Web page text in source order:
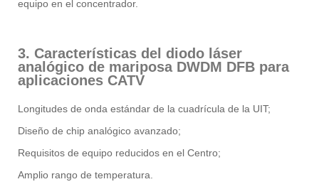
equipo en el concentrador.
3. Características del diodo láser
analógico de mariposa DWDM DFB para
aplicaciones CATV
Longitudes de onda estándar de la cuadrícula de la UIT;
Diseño de chip analógico avanzado;
Requisitos de equipo reducidos en el Centro;
Amplio rango de temperatura.